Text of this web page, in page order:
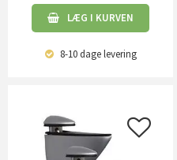
LÆG I KURVEN
8-10 dagelevering